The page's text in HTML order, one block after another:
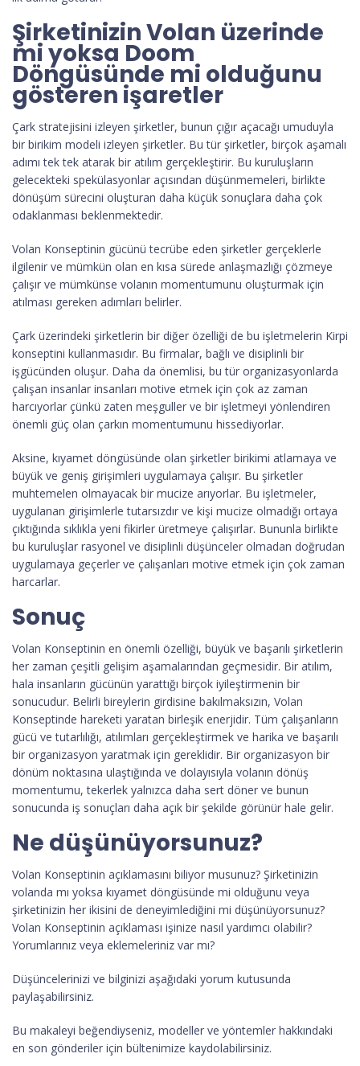
Şirketinizin Volan üzerinde
mi yoksa Doom
Döngüsünde mi olduğunu
gösteren işaretler
Çark stratejisini izleyen şirketler, bunun çığır açacağı umuduyla
bir birikim modeli izleyen şirketler. Bu tür şirketler, birçok aşamalı
adımı tek tek atarak bir atılım gerçekleştirir. Bu kuruluşların
gelecekteki spekülasyonlar açısından düşünmemeleri, birlikte
dönüşüm sürecini oluşturan daha küçük sonuçlara daha çok
odaklanması beklenmektedir.
Volan Konseptinin gücünü tecrübe eden şirketler gerçeklerle
ilgilenir ve mümkün olan en kısa sürede anlaşmazlığı çözmeye
çalışır ve mümkünse volanın momentumunu oluşturmak için
atılması gereken adımları belirler.
Çark üzerindeki şirketlerin bir diğer özelliği de bu işletmelerin Kirpi
konseptini kullanmasıdır. Bu firmalar, bağlı ve disiplinli bir
işgücünden oluşur. Daha da önemlisi, bu tür organizasyonlarda
çalışan insanlar insanları motive etmek için çok az zaman
harcıyorlar çünkü zaten meşguller ve bir işletmeyi yönlendiren
önemli güç olan çarkın momentumunu hissediyorlar.
Aksine, kıyamet döngüsünde olan şirketler birikimi atlamaya ve
büyük ve geniş girişimleri uygulamaya çalışır. Bu şirketler
muhtemelen olmayacak bir mucize arıyorlar. Bu işletmeler,
uygulanan girişimlerle tutarsızdır ve kişi mucize olmadığı ortaya
çıktığında sıklıkla yeni fikirler üretmeye çalışırlar. Bununla birlikte
bu kuruluşlar rasyonel ve disiplinli düşünceler olmadan doğrudan
uygulamaya geçerler ve çalışanları motive etmek için çok zaman
harcarlar.
Sonuç
Volan Konseptinin en önemli özelliği, büyük ve başarılı şirketlerin
her zaman çeşitli gelişim aşamalarından geçmesidir. Bir atılım,
hala insanların gücünün yarattığı birçok iyileştirmenin bir
sonucudur. Belirli bireylerin girdisine bakılmaksızın, Volan
Konseptinde hareketi yaratan birleşik enerjidir. Tüm çalışanların
gücü ve tutarlılığı, atılımları gerçekleştirmek ve harika ve başarılı
bir organizasyon yaratmak için gereklidir. Bir organizasyon bir
dönüm noktasına ulaştığında ve dolayısıyla volanın dönüş
momentumu, tekerlek yalnızca daha sert döner ve bunun
sonucunda iş sonuçları daha açık bir şekilde görünür hale gelir.
Ne düşünüyorsunuz?
Volan Konseptinin açıklamasını biliyor musunuz? Şirketinizin
volanda mı yoksa kıyamet döngüsünde mi olduğunu veya
şirketinizin her ikisini de deneyimlediğini mi düşünüyorsunuz?
Volan Konseptinin açıklaması işinize nasıl yardımcı olabilir?
Yorumlarınız veya eklemeleriniz var mı?
Düşüncelerinizi ve bilginizi aşağıdaki yorum kutusunda
paylaşabilirsiniz.
Bu makaleyi beğendiyseniz, modeller ve yöntemler hakkındaki
en son gönderiler için bültenimize kaydolabilirsiniz.